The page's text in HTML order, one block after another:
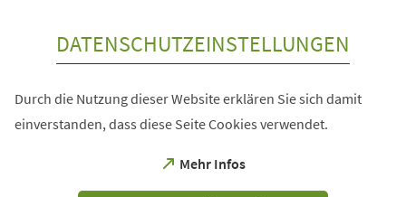
DATENSCHUTZEINSTELLUNGEN
Durch die Nutzung dieser Website erklären Sie sich damit
einverstanden, dass diese Seite Cookies verwendet.
Mehr Infos
(Öffnet